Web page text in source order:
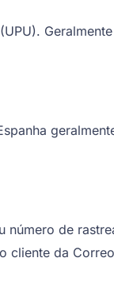
número de
cliente da